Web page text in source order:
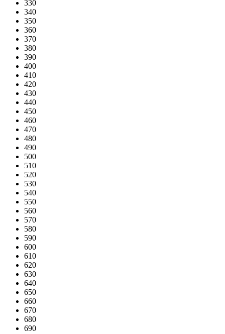
330
340
350
360
370
380
390
400
410
420
430
440
450
460
470
480
490
500
510
520
530
540
550
560
570
580
590
600
610
620
630
640
650
660
670
680
690